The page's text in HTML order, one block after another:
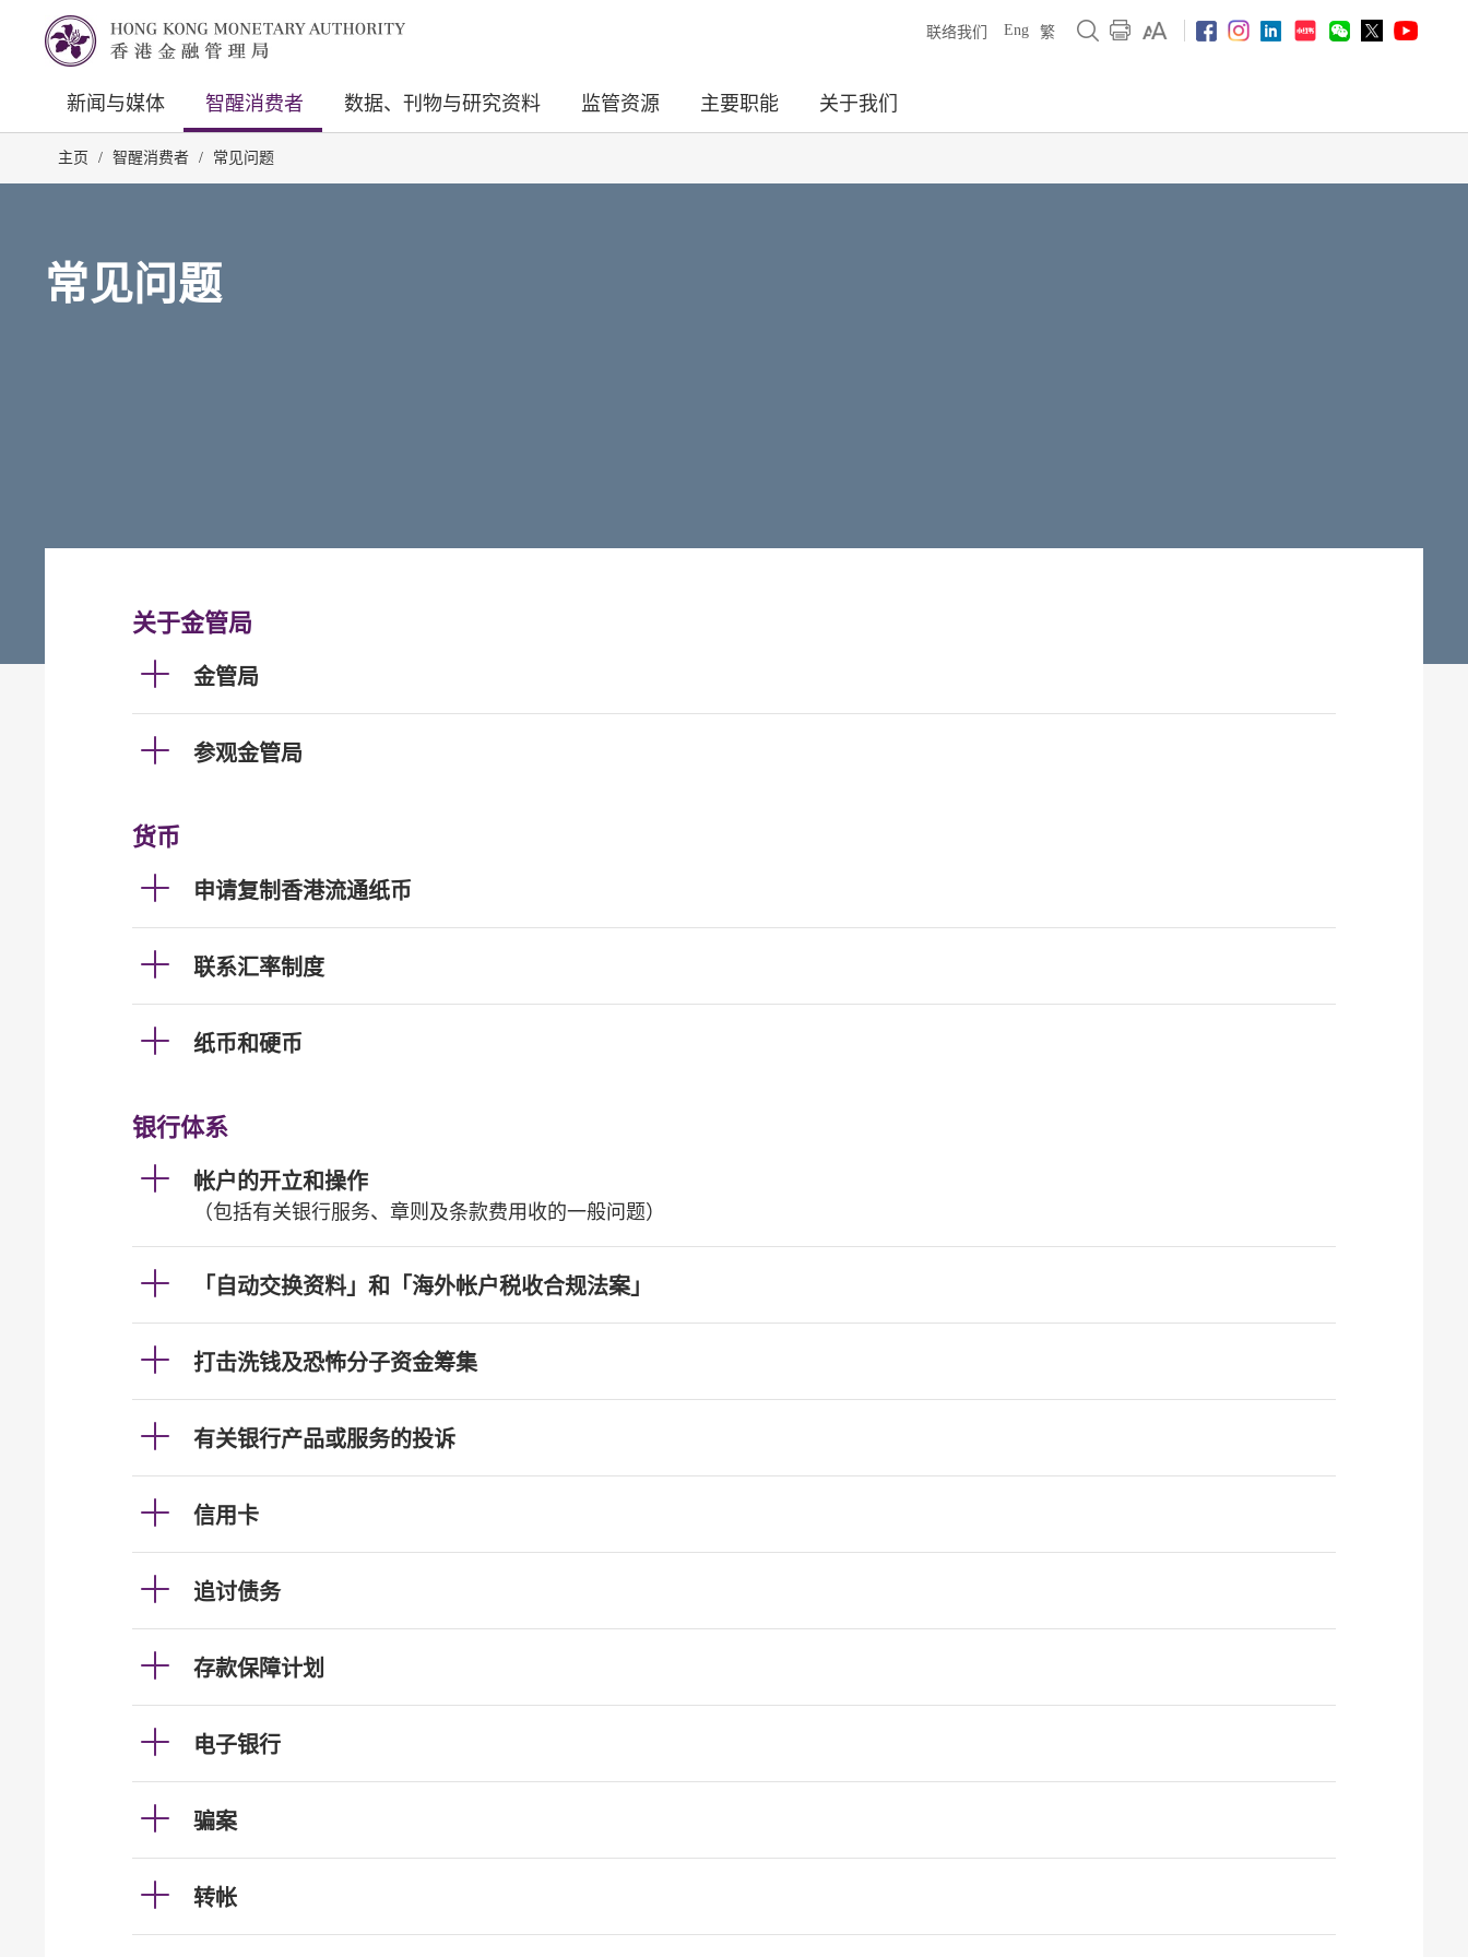
联络我们 Eng 繁
新闻与媒体 智醒消费者 数据、刊物与研究资料 监管资源 主要职能 关于我们
主页 / 智醒消费者 / 常见问题
常见问题
关于金管局
金管局
参观金管局
货币
申请复制香港流通纸币
联系汇率制度
纸币和硬币
银行体系
帐户的开立和操作
（包括有关银行服务、章则及条款费用收的一般问题）
「自动交换资料」和「海外帐户税收合规法案」
打击洗钱及恐怖分子资金筹集
有关银行产品或服务的投诉
信用卡
追讨债务
存款保障计划
电子银行
骗案
转帐